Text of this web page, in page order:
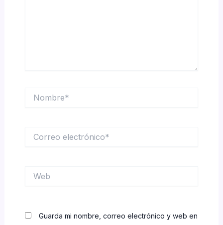
electrónico*
Guarda mi nombre, correo electrónico y web en